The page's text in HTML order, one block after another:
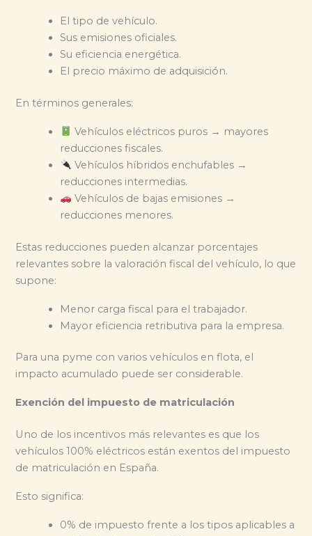
El tipo de vehículo.
Sus emisiones oficiales.
Su eficiencia energética.
El precio máximo de adquisición.
En términos generales:
Vehículos eléctricos puros → mayores
reducciones fiscales.
Vehículos híbridos enchufables →
reducciones intermedias.
Vehículos de bajas emisiones →
reducciones menores.
Estas reducciones pueden alcanzar porcentajes
relevantes sobre la valoración fiscal del vehículo, lo que
supone:
Menor carga fiscal para el trabajador.
Mayor eficiencia retributiva para la empresa.
Para una pyme con varios vehículos en flota, el
impacto acumulado puede ser considerable.
Exención del impuesto de matriculación
Uno de los incentivos más relevantes es que los
vehículos 100% eléctricos están exentos del impuesto
de matriculación en España.
Esto significa:
0% de impuesto frente a los tipos aplicables a